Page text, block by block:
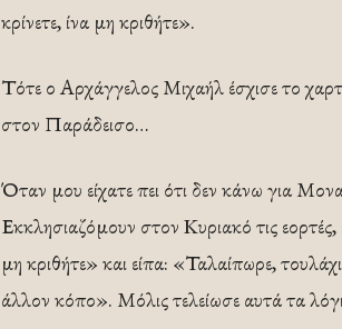
κρίνετε, ίνα μη κριθήτε».
Τότε ο Αρχάγγελος Μιχαήλ έσχισε το
στον Παράδεισο…
Όταν μου είχατε πει ότι δεν κάνω για
Εκκλησιαζόμουν στον Κυριακό τις
μη κριθήτε» και είπα: «Ταλαίπωρε,
άλλον κόπο». Μόλις τελείωσε αυτά τα